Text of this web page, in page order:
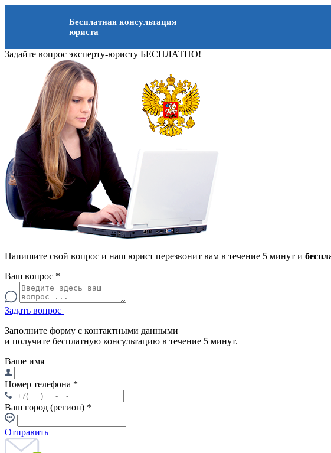
Бесплатная консультация
юриста
Задайте вопрос эксперту-юристу БЕСПЛАТНО!
Напишите свой вопрос и наш юрист перезвонит вам в течение 5 минут и
Ваш вопрос *
Задать вопрос
Заполните форму с контактными данными
и получите бесплатную консультацию в течение 5 минут.
Ваше имя
Номер телефона *
Ваш город (регион) *
Отправить